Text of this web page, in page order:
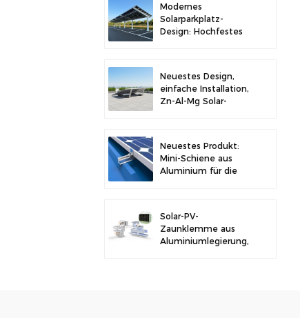
Modernes
Solarparkplatz-
Design: Hochfestes
Neuestes Design,
einfache Installation,
Zn-Al-Mg Solar-
Neuestes Produkt:
Mini-Schiene aus
Aluminium für die
Solar-PV-
Zaunklemme aus
Aluminiumlegierung,